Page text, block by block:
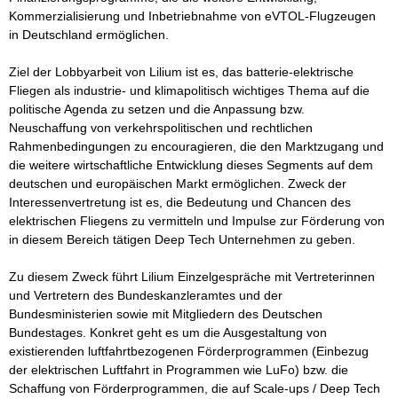
Kommerzialisierung und Inbetriebnahme von eVTOL-Flugzeugen
in Deutschland ermöglichen.
Ziel der Lobbyarbeit von Lilium ist es, das batterie-elektrische
Fliegen als industrie- und klimapolitisch wichtiges Thema auf die
politische Agenda zu setzen und die Anpassung bzw.
Neuschaffung von verkehrspolitischen und rechtlichen
Rahmenbedingungen zu encouragieren, die den Marktzugang und
die weitere wirtschaftliche Entwicklung dieses Segments auf dem
deutschen und europäischen Markt ermöglichen. Zweck der
Interessenvertretung ist es, die Bedeutung und Chancen des
elektrischen Fliegens zu vermitteln und Impulse zur Förderung von
in diesem Bereich tätigen Deep Tech Unternehmen zu geben.
Zu diesem Zweck führt Lilium Einzelgespräche mit Vertreterinnen
und Vertretern des Bundeskanzleramtes und der
Bundesministerien sowie mit Mitgliedern des Deutschen
Bundestages. Konkret geht es um die Ausgestaltung von
existierenden luftfahrtbezogenen Förderprogrammen (Einbezug
der elektrischen Luftfahrt in Programmen wie LuFo) bzw. die
Schaffung von Förderprogrammen, die auf Scale-ups / Deep Tech